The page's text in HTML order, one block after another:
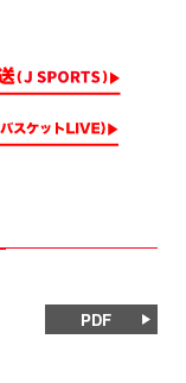
PDF